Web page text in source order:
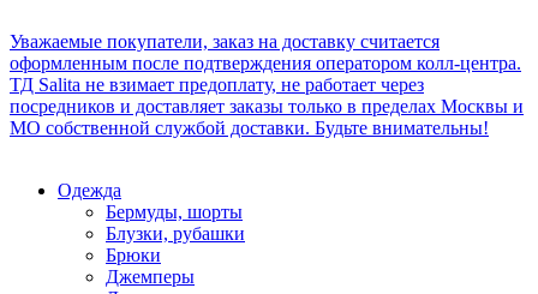
Уважаемые покупатели, заказ на доставку считается
оформленным после подтверждения оператором колл-центра.
ТД Salita не взимает предоплату, не работает через
посредников и доставляет заказы только в пределах Москвы и
МО собственной службой доставки. Будьте внимательны!
Одежда
Бермуды, шорты
Блузки, рубашки
Брюки
Джемперы